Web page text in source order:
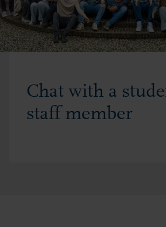
Chat with a
staff member